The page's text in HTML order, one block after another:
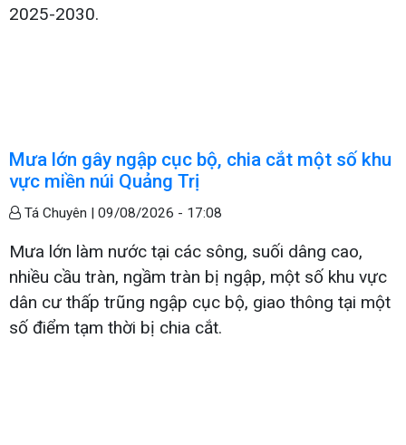
2025-2030.
Mưa lớn gây ngập cục bộ, chia cắt một số khu
vực miền núi Quảng Trị
Tá Chuyên | 09/08/2026 - 17:08
Mưa lớn làm nước tại các sông, suối dâng cao,
nhiều cầu tràn, ngầm tràn bị ngập, một số khu vực
dân cư thấp trũng ngập cục bộ, giao thông tại một
số điểm tạm thời bị chia cắt.